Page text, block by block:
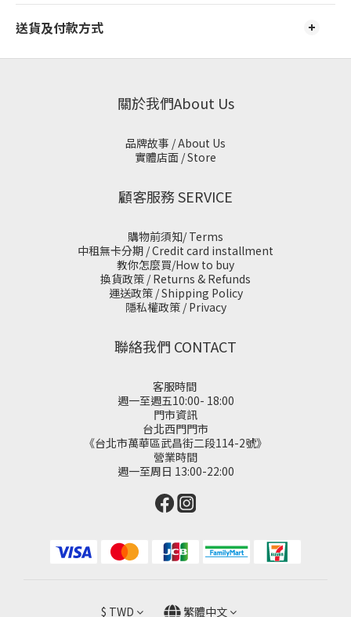
送貨及付款方式
關於我們About Us
品牌故事 / About Us
實體店面 / Store
顧客服務 SERVICE
購物前須知/ Terms
中租無卡分期 / Credit card installment
教你怎麼買/How to buy
換貨政策 / Returns & Refunds
運送政策 / Shipping Policy
隱私權政策 / Privacy
聯絡我們 CONTACT
客服時間
週一至週五10:00- 18:00
門市資訊
台北西門門市
《台北市萬華區武昌街二段114-2號》
營業時間
週一至周日 13:00-22:00
$ TWD 繁體中文